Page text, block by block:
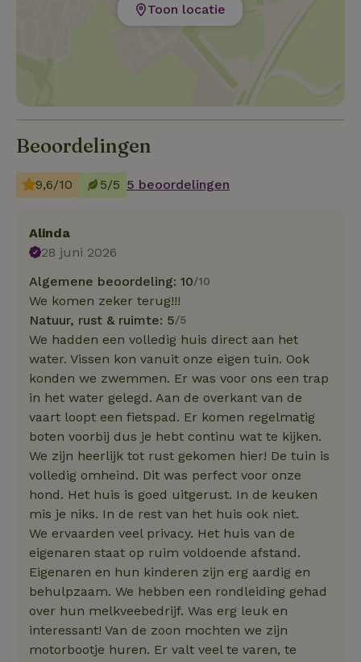
Toon locatie
Beoordelingen
9,6/10 5/5 5 beoordelingen
Alinda
28 juni 2026
Algemene beoordeling: 10/10
We komen zeker terug!!!
Natuur, rust & ruimte: 5/5
We hadden een volledig huis direct aan het
water. Vissen kon vanuit onze eigen tuin. Ook
konden we zwemmen. Er was voor ons een trap
in het water gelegd. Aan de overkant van de
vaart loopt een fietspad. Er komen regelmatig
boten voorbij dus je hebt continu wat te kijken.
We zijn heerlijk tot rust gekomen hier! De tuin is
volledig omheind. Dit was perfect voor onze
hond. Het huis is goed uitgerust. In de keuken
mis je niks. In de rest van het huis ook niet.
We ervaarden veel privacy. Het huis van de
eigenaren staat op ruim voldoende afstand.
Eigenaren en hun kinderen zijn erg aardig en
behulpzaam. We hebben een rondleiding gehad
over hun melkveebedrijf. Was erg leuk en
interessant! Van de zoon mochten we zijn
motorbootje huren. Er valt veel te varen, te